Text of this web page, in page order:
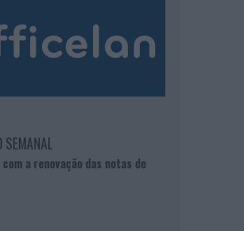
SEMANAL
a renovação das notas de